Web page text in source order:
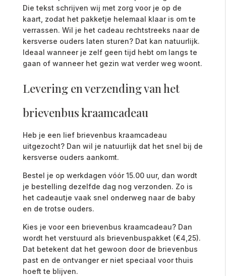
Die tekst schrijven wij met zorg voor je op de
kaart, zodat het pakketje helemaal klaar is om te
verrassen. Wil je het cadeau rechtstreeks naar de
kersverse ouders laten sturen? Dat kan natuurlijk.
Ideaal wanneer je zelf geen tijd hebt om langs te
gaan of wanneer het gezin wat verder weg woont.
Levering en verzending van het
brievenbus kraamcadeau
Heb je een lief brievenbus kraamcadeau
uitgezocht? Dan wil je natuurlijk dat het snel bij de
kersverse ouders aankomt.
Bestel je op werkdagen vóór15.00 uur, dan wordt
je bestelling dezelfde dag nog verzonden. Zo is
het cadeautje vaak snel onderweg naar de baby
en de trotse ouders.
Kies je voor een brievenbus kraamcadeau? Dan
wordt het verstuurd als brievenbuspakket (€4,25).
Dat betekent dat het gewoon door de brievenbus
past en de ontvanger er niet speciaal voorthuis
hoeft te blijven.